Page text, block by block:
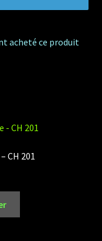
acheté ce produit
CH 201